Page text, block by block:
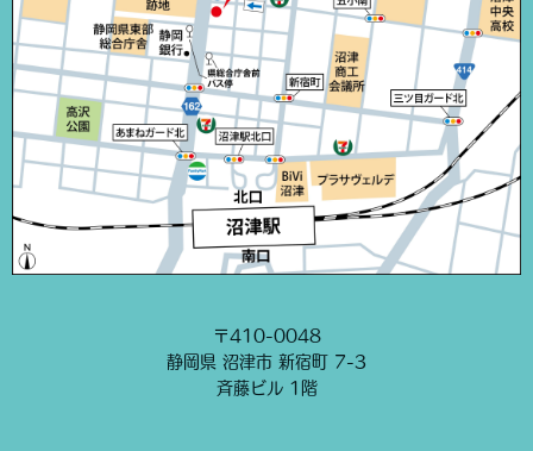
〒410-0048
静岡県 沼津市 新宿町 7-3
斉藤ビル 1階